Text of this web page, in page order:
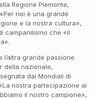
Regione Piemonte,
noi è una grande
e la nostra cultura»,
campanilismo che «il
grande passione
della nazionale,
dai Mondiali di
nostra partecipazione ai
il nostro campione»,